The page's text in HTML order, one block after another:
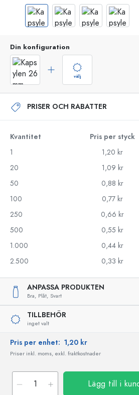
Din konfiguration
välj
PRISER OCH RABATTER
Kvantitet Pris per styck
1
1,20 kr
20
1,09 kr
50
0,88 kr
100
0,77 kr
250
0,66 kr
500
0,55 kr
1.000
0,44 kr
2.500
0,33 kr
ANPASSA PRODUKTEN
Bra, Plåt, Svart
TILLBEHÖR
inget valt
Pris per enhet: 1,20 kr
Priser inkl. moms, exkl. fraktkostnader
Lägg till i